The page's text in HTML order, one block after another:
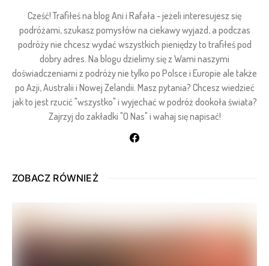
Cześć! Trafiłeś na blog Ani i Rafała - jeżeli interesujesz się
podróżami, szukasz pomysłów na ciekawy wyjazd, a podczas
podróży nie chcesz wydać wszystkich pieniędzy to trafiłeś pod
dobry adres. Na blogu dzielimy się z Wami naszymi
doświadczeniami z podróży nie tylko po Polsce i Europie ale także
po Azji, Australii i Nowej Zelandii. Masz pytania? Chcesz wiedzieć
jak to jest rzucić "wszystko" i wyjechać w podróż dookoła świata?
Zajrzyj do zakładki "O Nas" i wahaj się napisać!
ZOBACZ RÓWNIEŻ